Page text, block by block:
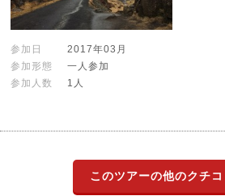
参加日
2017年03月
参加形態
一人参加
参加人数
1人
このツアーの他のクチ